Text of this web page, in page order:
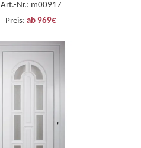
Art.-Nr.: m00917
Preis: ab 969€